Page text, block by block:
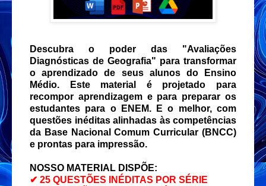
Descubra o poder das "Avaliações
Diagnósticas de Geografia" para transformar
o aprendizado de seus alunos do Ensino
Médio. Este material é projetado para
recompor aprendizagem e para preparar os
estudantes para o ENEM. E o melhor, com
questões inéditas alinhadas às competências
da Base Nacional Comum Curricular (BNCC)
e prontas para impressão.
NOSSO MATERIAL DISPÕE:
✔ 25 QUESTÕES INÉDITAS POR SÉRIE